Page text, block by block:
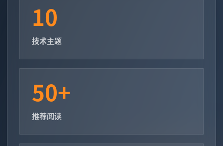
10
技术主题
50+
推荐阅读